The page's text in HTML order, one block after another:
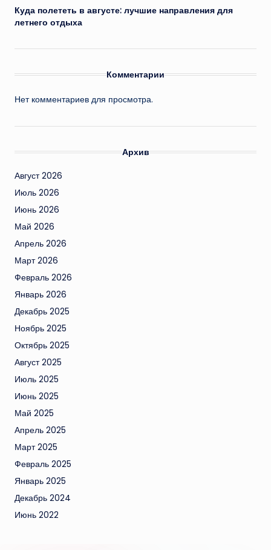
Куда полететь в августе: лучшие направления для
летнего отдыха
Комментарии
Нет комментариев для просмотра.
Архив
Август 2026
Июль 2026
Июнь 2026
Май 2026
Апрель 2026
Март 2026
Февраль 2026
Январь 2026
Декабрь 2025
Ноябрь 2025
Октябрь 2025
Август 2025
Июль 2025
Июнь 2025
Май 2025
Апрель 2025
Март 2025
Февраль 2025
Январь 2025
Декабрь 2024
Июнь 2022